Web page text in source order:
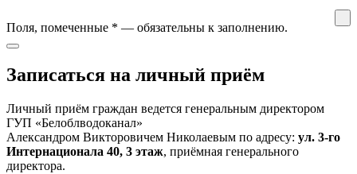
Поля, помеченные * — обязательны к заполнению.
Записаться на личный приём
Личный приём граждан ведется генеральным директором
ГУП «Белоблводоканал»
Александром Викторовичем Николаевым по адресу: ул. 3-го
Интернационала 40, 3 этаж, приёмная генерального
директора.